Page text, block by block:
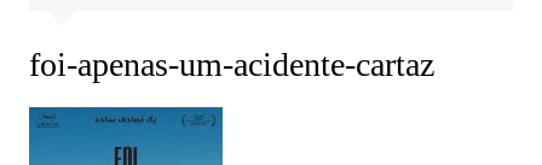
foi-apenas-um-acidente-cartaz